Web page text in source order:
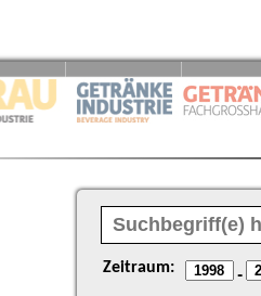
Zeitraum: -